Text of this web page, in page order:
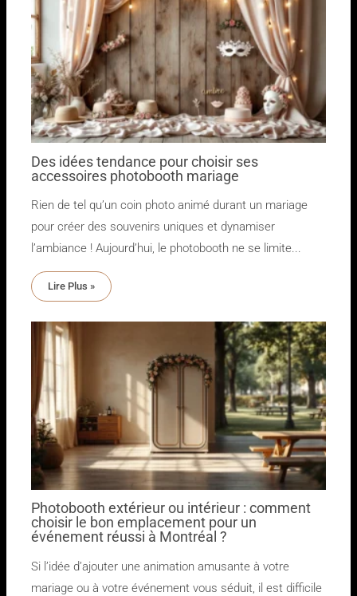
Des idées tendance pour choisir ses
accessoires photobooth mariage
Rien de tel qu’un coin photo animé durant un mariage
pour créer des souvenirs uniques et dynamiser
l’ambiance ! Aujourd’hui, le photobooth ne se limite...
Lire Plus »
Photobooth extérieur ou intérieur : comment
choisir le bon emplacement pour un
événement réussi à Montréal ?
Si l’idée d’ajouter une animation amusante à votre
mariage ou à votre événement vous séduit, il est difficile